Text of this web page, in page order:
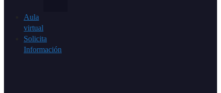
Aula
virtual
Solicita
Información